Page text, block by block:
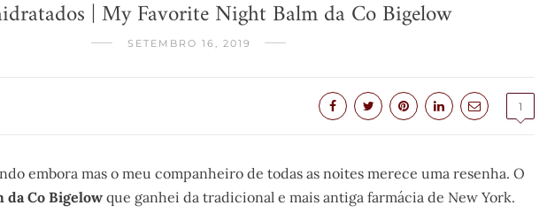
| My Favorite Night Balm da Co Bigelow
SETEMBRO 16, 2019
1
embora mas o meu companheiro de todas as noites merece uma resenha. O
da Co Bigelow que ganhei da tradicional e mais antiga farmácia de New York.